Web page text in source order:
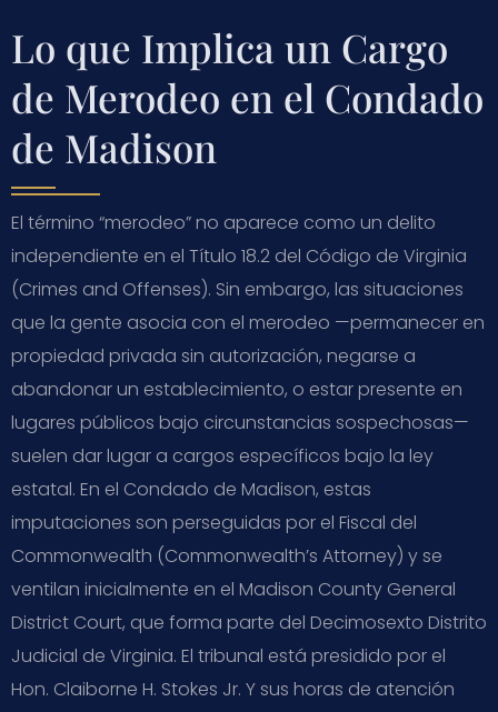
Lo que Implica un Cargo
de Merodeo en el Condado
de Madison
El término “merodeo” no aparece como un delito
independiente en el Título 18.2 del Código de Virginia
(Crimes and Offenses). Sin embargo, las situaciones
que la gente asocia con el merodeo —permanecer en
propiedad privada sin autorización, negarse a
abandonar un establecimiento, o estar presente en
lugares públicos bajo circunstancias sospechosas—
suelen dar lugar a cargos específicos bajo la ley
estatal. En el Condado de Madison, estas
imputaciones son perseguidas por el Fiscal del
Commonwealth (Commonwealth’s Attorney) y se
ventilan inicialmente en el Madison County General
District Court, que forma parte del Decimosexto Distrito
Judicial de Virginia. El tribunal está presidido por el
Hon. Claiborne H. Stokes Jr. Y sus horas de atención